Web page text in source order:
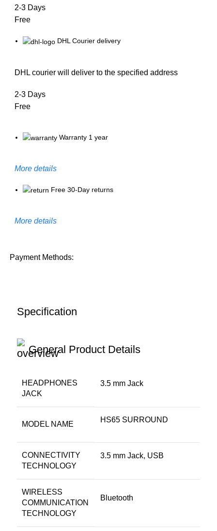
2-3 Days
Free
DHL Courier delivery
DHL courier will deliver to the specified address
2-3 Days
Free
Warranty 1 year
More details
Free 30-Day returns
More details
Payment Methods:
Specification
General Product Details
HEADPHONES
JACK
‎3.5 mm Jack
MODEL NAME
‎HS65 SURROUND
CONNECTIVITY
TECHNOLOGY
‎3.5 mm Jack, USB
WIRELESS
COMMUNICATION
TECHNOLOGY
‎Bluetooth